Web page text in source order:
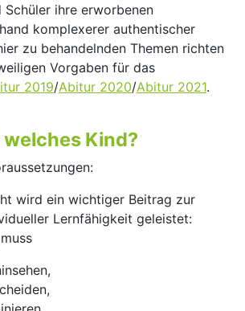
Schüler ihre erworbenen
komplexerer authentischer
zu behandelnden Themen richten
Vorgaben für das
2019/Abitur 2020/Abitur 2021.
Kind?
wird ein wichtiger Beitrag zur
Lernfähigkeit geleistet: